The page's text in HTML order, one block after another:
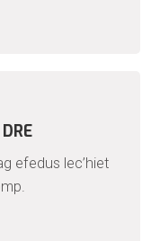
efedus lec’hiet